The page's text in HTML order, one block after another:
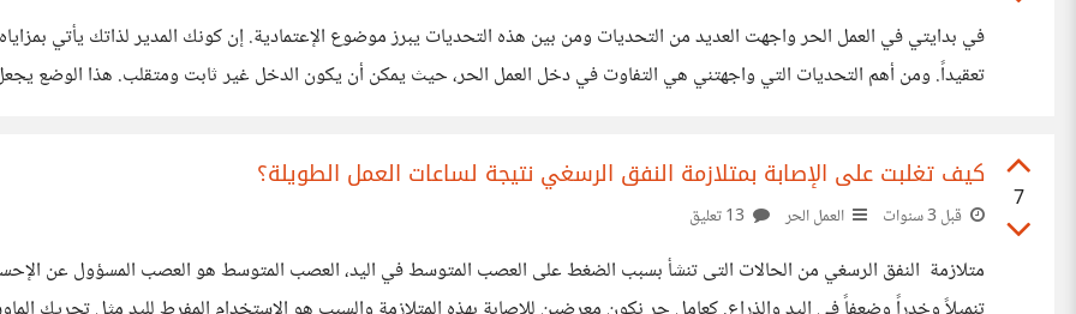
في بدايتي في العمل الحر واجهت العديد من التحديات ومن بين هذه التحديات يبرز موضوع الإعتمادية. إن كونك المدير لذاتك يأتي
تعقيداً. ومن أهم التحديات التي واجهتني هي التفاوت في دخل العمل الحر، حيث يمكن أن يكون الدخل غير ثابت ومتقلب. هذا الوضع
7
كيف تغلبت على الإصابة بمتلازمة النفق الرسغي نتيجة لساعات العمل الطويلة؟
قبل 3 سنوات العمل الحر
متلازمة ​ النفق الرسغي من الحالات التى تنشأ بسبب الضغط على العصب المتوسط في اليد، العصب المتوسط هو العصب المسؤول عن